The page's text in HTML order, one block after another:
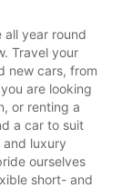
all year round
Travel your
new cars, from
are looking
or renting a
a car to suit
luxury
ourselves
short- and